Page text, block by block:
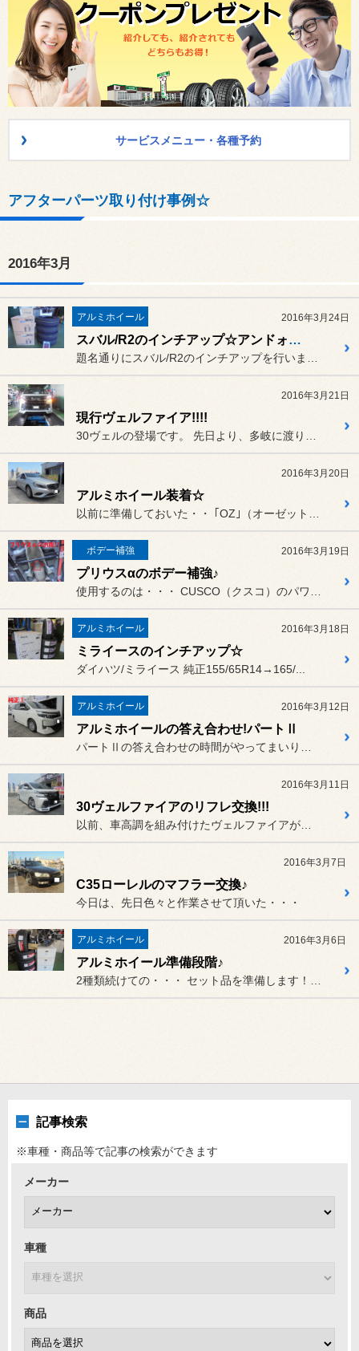
サービスメニュー・各種予約
アフターパーツ取り付け事例☆
2016年3月
アルミホイール 2016年3月24日
スバル/R2のインチアップ☆アンドォ～!?
2016年3月21日
現行ヴェルファイア!!!!
2016年3月20日
アルミホイール装着☆
ボデー補強 2016年3月19日
プリウスαのボデー補強♪
アルミホイール 2016年3月18日
ミライースのインチアップ☆
ダイハツ/ミライース 純正155/65R14→165/...
アルミホイール 2016年3月12日
アルミホイールの答え合わせ!パートⅡ
2016年3月11日
30ヴェルファイアのリフレ交換!!!
2016年3月7日
C35ローレルのマフラー交換♪
今日は、先日色々と作業させて頂いた・・・
アルミホイール 2016年3月6日
アルミホイール準備段階♪
記事検索
※車種・商品等で記事の検索ができます
メーカー
車種
商品